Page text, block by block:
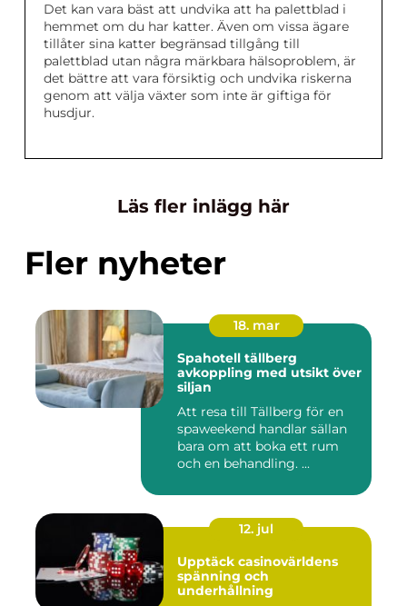
Det kan vara bäst att undvika att ha palettblad i
hemmet om du har katter. Även om vissa ägare
tillåter sina katter begränsad tillgång till
palettblad utan några märkbara hälsoproblem, är
det bättre att vara försiktig och undvika riskerna
genom att välja växter som inte är giftiga för
husdjur.
Läs fler inlägg här
Fler nyheter
18. mar
Spahotell tällberg
avkoppling med utsikt över
siljan
Att resa till Tällberg för en
spaweekend handlar sällan
bara om att boka ett rum
och en behandling. ...
12. jul
Upptäck casinovärldens
spänning och
underhållning